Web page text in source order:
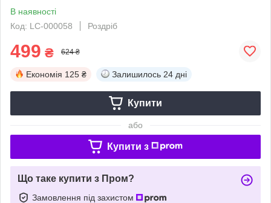
В наявності
Код: LC-000058
Роздріб
499 ₴ 624 ₴
Економія 125 ₴ Залишилось 24 дні
Купити
або
Купити з
Що таке купити з Пром?
Замовлення під захистом